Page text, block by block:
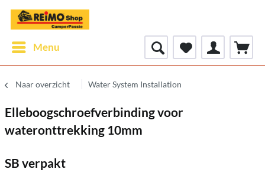
Menu
Naar overzicht Water System Installation
Elleboogschroefverbinding voor
wateronttrekking 10mm
SB verpakt